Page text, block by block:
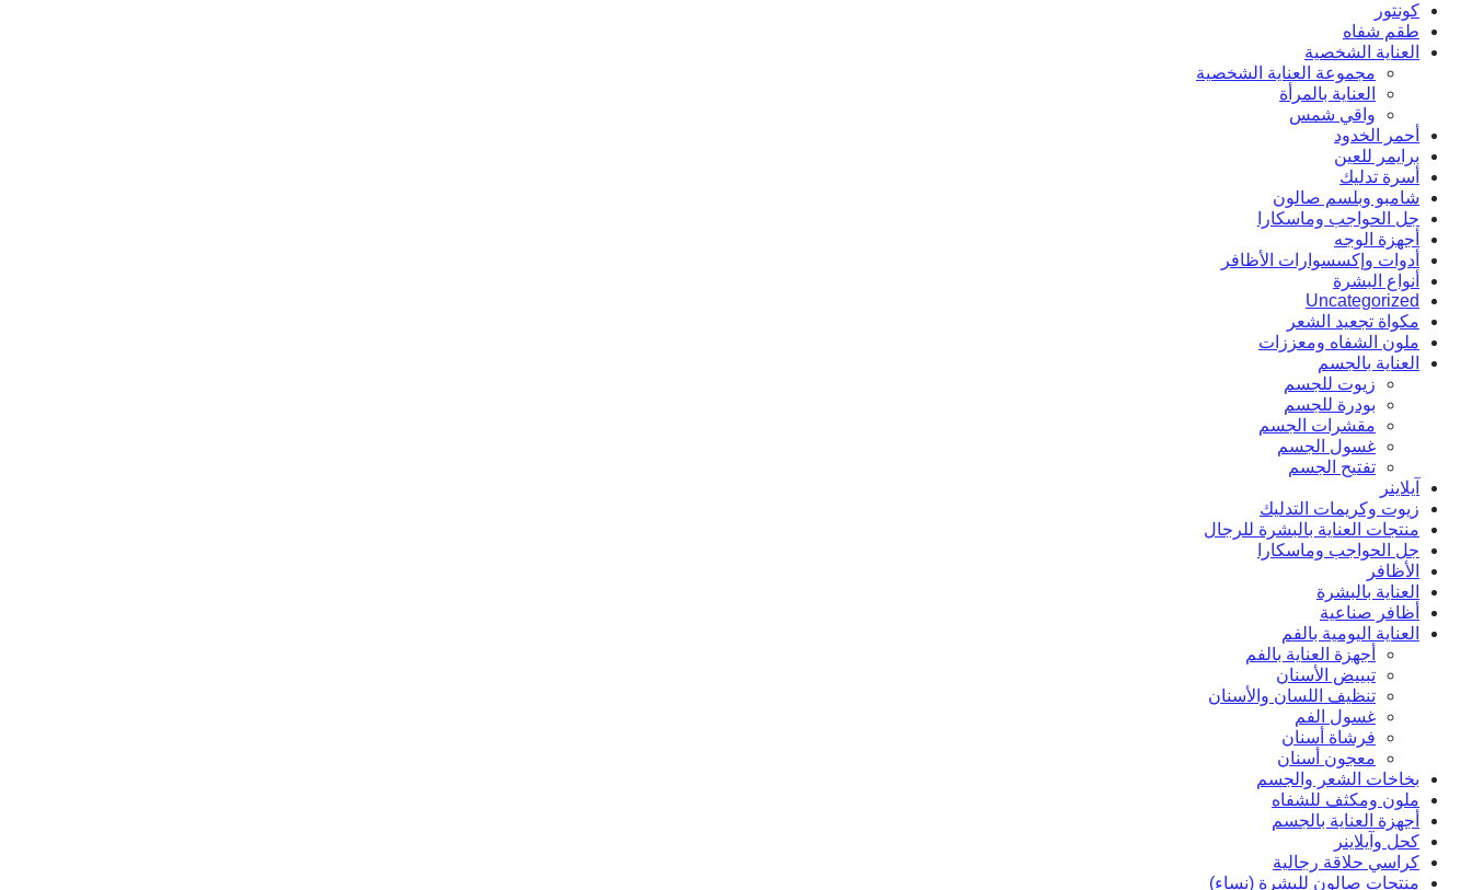
كونتور
طقم شفاه
العناية الشخصية
مجموعة العناية الشخصية
العناية بالمرأة
واقي شمس
أحمر الخدود
برايمر للعين
أسرة تدليك
شامبو وبلسم صالون
جل الحواجب وماسكارا
أجهزة الوجه
أدوات وإكسسوارات الأظافر
أنواع البشرة
Uncategorized
مكواة تجعيد الشعر
ملون الشفاه ومعززات
العناية بالجسم
زيوت للجسم
بودرة للجسم
مقشرات الجسم
غسول الجسم
تفتيح الجسم
آيلاينر
زيوت وكريمات التدليك
منتجات العناية بالبشرة للرجال
جل الحواجب وماسكارا
الأظافر
العناية بالبشرة
أظافر صناعية
العناية اليومية بالفم
أجهزة العناية بالفم
تبييض الأسنان
تنظيف اللسان والأسنان
غسول الفم
فرشاة أسنان
معجون أسنان
بخاخات الشعر والجسم
ملون ومكثف للشفاه
أجهزة العناية بالجسم
كحل وآيلاينر
كراسي حلاقة رجالية
منتجات صالون للبشرة (نساء)